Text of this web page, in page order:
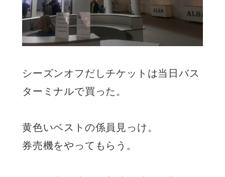
シーズンオフだしチケットは当日バス
ターミナルで買った。
黄色いベストの係員見っけ。
券売機をやってもらう。